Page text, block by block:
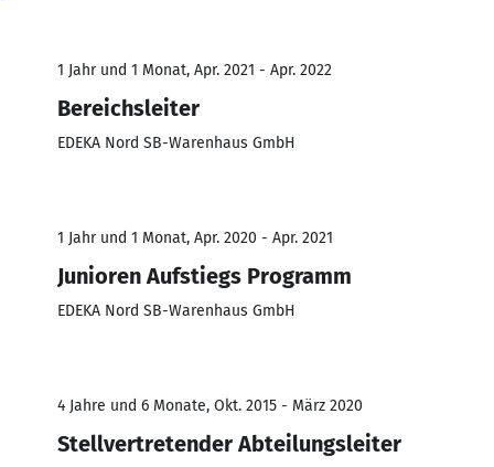
1 Jahr und 1 Monat, Apr. 2021 - Apr. 2022
Bereichsleiter
EDEKA Nord SB-Warenhaus GmbH
1 Jahr und 1 Monat, Apr. 2020 - Apr. 2021
Junioren Aufstiegs Programm
EDEKA Nord SB-Warenhaus GmbH
4 Jahre und 6 Monate, Okt. 2015 - März 2020
Stellvertretender Abteilungsleiter